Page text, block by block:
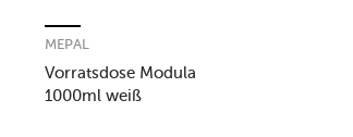
Vorratsdose Modula
1000ml weiß
MEPAL